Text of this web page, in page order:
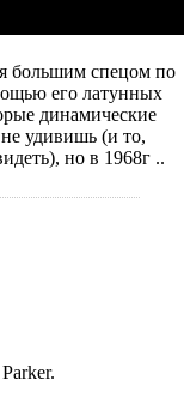
большим спецом по
его латунных
динамические
удивишь (и то,
но в 1968г ..